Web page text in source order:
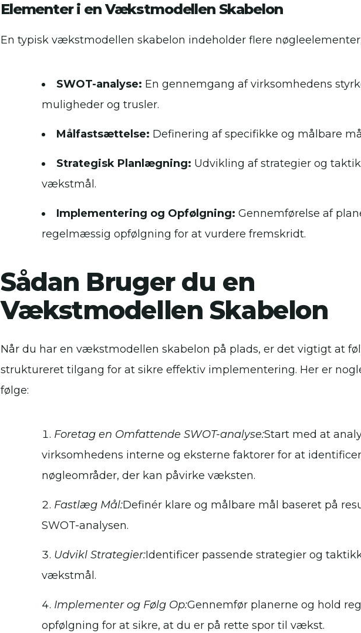
Elementer i en Vækstmodellen Skabelon
En typisk vækstmodellen skabelon indeholder flere
SWOT-analyse: En gennemgang af virksomhedens
muligheder og trusler.
Målfastsættelse: Definering af specifikke og målbare
Strategisk Planlægning: Udvikling af strategier og
vækstmål.
Implementering og Opfølgning: Gennemførelse af
regelmæssig opfølgning for at vurdere fremskridt.
Sådan Bruger du en
Vækstmodellen Skabelon
Når du har en vækstmodellen skabelon på plads, er det vigtigt at
struktureret tilgang for at sikre effektiv implementering. Her er
følge:
Foretag en Omfattende SWOT-analyse:Start med at
virksomhedens interne og eksterne faktorer for at
nøgleområder, der kan påvirke væksten.
Fastlæg Mål:Definér klare og målbare mål baseret på
SWOT-analysen.
Udvikl Strategier:Identificer passende strategier og
vækstmål.
Implementer og Følg Op:Gennemfør planerne og hold
opfølgning for at sikre, at du er på rette spor til vækst.